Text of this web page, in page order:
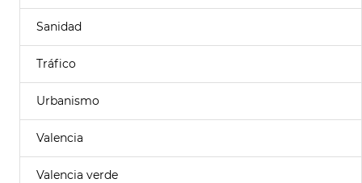
Sanidad
Tráfico
Urbanismo
Valencia
Valencia verde